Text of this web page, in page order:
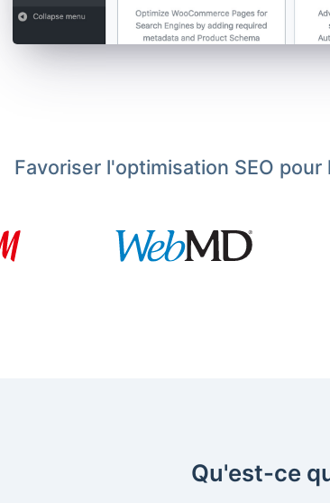
Favoriser l'optimisation SEO
Qu'est-ce